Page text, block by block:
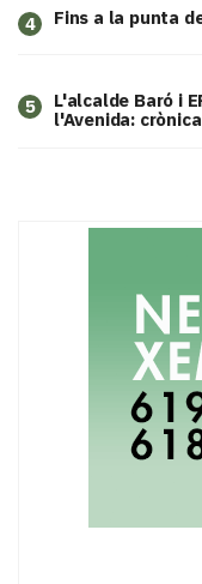
4 Fins a la punta
5
L'alcalde Baró i
l'Avenida: